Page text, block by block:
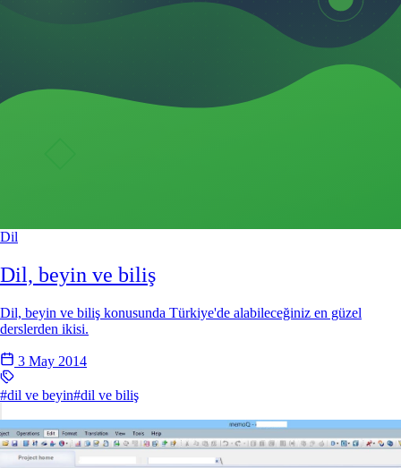
Dil
Dil, beyin ve biliş
Dil, beyin ve biliş konusunda Türkiye'de alabileceğiniz en güzel
derslerden ikisi.
3 May 2014
#dil ve beyin#dil ve biliş